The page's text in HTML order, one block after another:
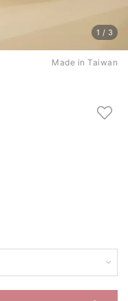
1 / 3
Made in Taiwan